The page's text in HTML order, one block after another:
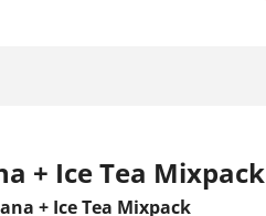
+ Ice Tea Mixpack
+ Ice Tea Mixpack